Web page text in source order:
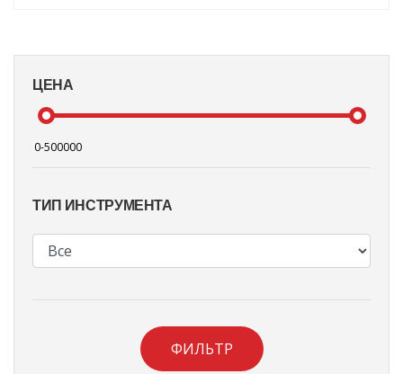
ЦЕНА
ТИП ИНСТРУМЕНТА
ФИЛЬТР